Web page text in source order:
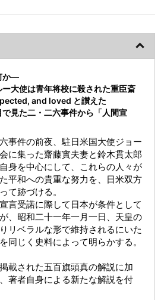
か―
大使は青年将校に殺された重臣斎
and loved と讃えた
見た二・二六事件から「人間宣
事件の前夜、駐日米国大使ジョー
に集った齋藤實夫妻と鈴木貫太郎
身を中心にして、これらの人々が
平和への貴重な努力を、日米双方
て跡づける。
言受諾に際して日本が条件として
、昭和二十一年一月一日、天皇の
リベラルな形で維持されるにいた
同じく史料によって明らかする。
載された五百旗頭真の解説に加
著者自身による新たな解説を付